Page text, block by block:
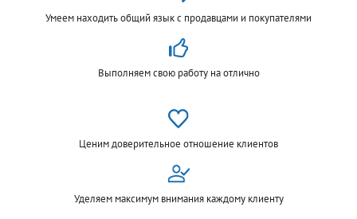
Умеем находить общий язык с продавцами и покупателями
Выполняем свою работу на отлично
Ценим доверительное отношение клиентов
Уделяем максимум внимания каждому клиенту